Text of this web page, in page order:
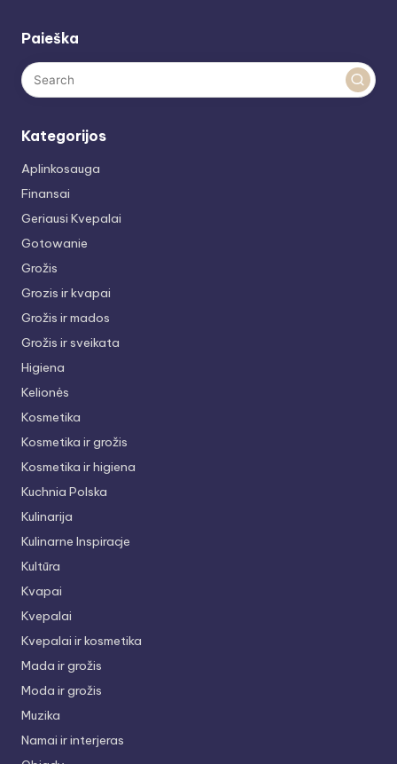
Paieška
Kategorijos
Aplinkosauga
Finansai
Geriausi Kvepalai
Gotowanie
Grožis
Grozis ir kvapai
Grožis ir mados
Grožis ir sveikata
Higiena
Kelionės
Kosmetika
Kosmetika ir grožis
Kosmetika ir higiena
Kuchnia Polska
Kulinarija
Kulinarne Inspiracje
Kultūra
Kvapai
Kvepalai
Kvepalai ir kosmetika
Mada ir grožis
Moda ir grožis
Muzika
Namai ir interjeras